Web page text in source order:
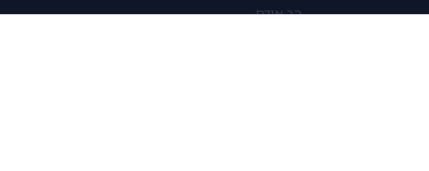
הר אודם